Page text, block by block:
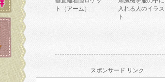
ト（アーム）
入れる人のイラス
ト
スポンサード リンク